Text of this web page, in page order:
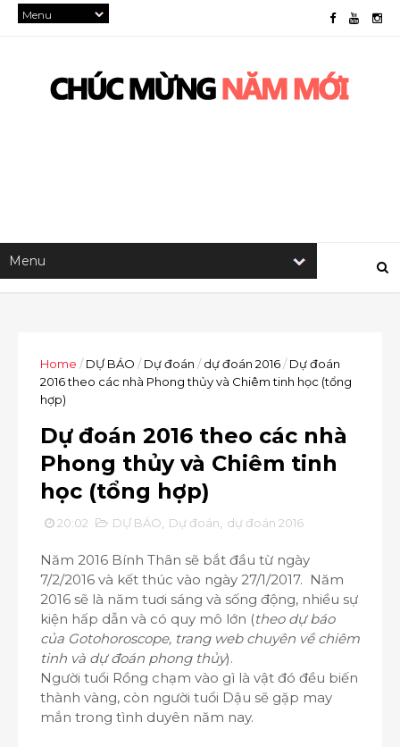
Home / DỰ BÁO / Dự đoán / dự đoán 2016/ Dự đoán
2016 theo các nhà Phong thủy và Chiêm tinh học (tổng
hợp)
Dự đoán 2016 theo các nhà
Phong thủy và Chiêm tinh
học (tổng hợp)
20:02 DỰ BÁO Dự đoán dự đoán 2016
Năm 2016 Bính Thân sẽ bắt đầu từ ngày
7/2/2016 và kết thúc vào ngày 27/1/2017. Năm
2016 sẽ là năm tuơi sáng và sống động, nhiều sự
kiện hấp dẫn và có quy mô lớn (theo dự báo
của Gotohoroscope, trang web chuyên về chiêm
tinh và dự đoán phong thủy).
Người tuổi Rồng chạm vào gì là vật đó đều biến
thành vàng, còn người tuổi Dậu sẽ gặp may
mắn trong tình duyên năm nay.